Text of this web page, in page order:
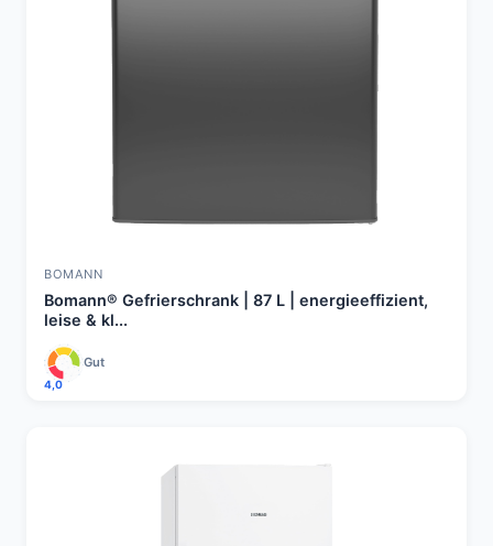
BOMANN
Bomann® Gefrierschrank | 87 L | energieeffizient,
leise & kl...
4,0
Gut